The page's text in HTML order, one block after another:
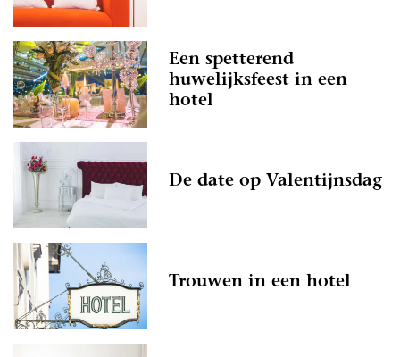
Een spetterend
huwelijksfeest in een
hotel
De date op Valentijnsdag
Trouwen in een hotel